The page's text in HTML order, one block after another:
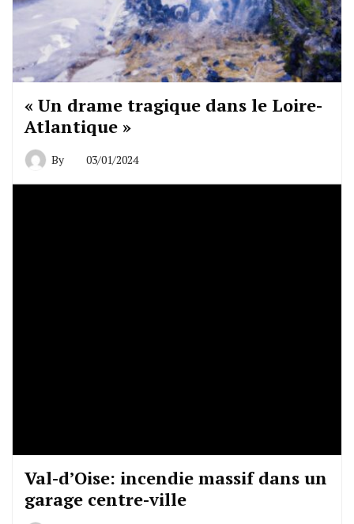
« Un drame tragique dans le Loire-
Atlantique »
By 03/01/2024
Val-d’Oise: incendie massif dans un
garage centre-ville